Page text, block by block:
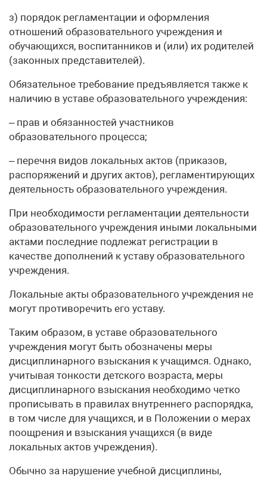
з) порядок регламентации и оформления
отношений образовательного учреждения и
обучающихся, воспитанников и (или) их родителей
(законных представителей).
Обязательное требование предъявляется также к
наличию в уставе образовательного учреждения:
– прав и обязанностей участников
образовательного процесса;
– перечня видов локальных актов (приказов,
распоряжений и других актов), регламентирующих
деятельность образовательного учреждения.
При необходимости регламентации деятельности
образовательного учреждения иными локальными
актами последние подлежат регистрации в
качестве дополнений к уставу образовательного
учреждения.
Локальные акты образовательного учреждения не
могут противоречить его уставу.
Таким образом, в уставе образовательного
учреждения могут быть обозначены меры
дисциплинарного взыскания к учащимся. Однако,
учитывая тонкости детского возраста, меры
дисциплинарного взыскания необходимо четко
прописывать в правилах внутреннего распорядка,
в том числе для учащихся, и в Положении о мерах
поощрения и взыскания учащихся (в виде
локальных актов учреждения).
Обычно за нарушение учебной дисциплины,